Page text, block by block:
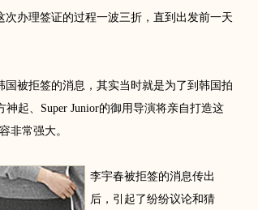
办理签证的过程一波三折，直到出发前一天
被拒签的消息，其实当时就是为了到韩国拍
起、Super Junior的御用导演将亲自打造这
非常强大。
李宇春被拒签的消息传出
后，引起了纷纷议论和猜